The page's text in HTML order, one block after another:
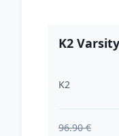
K2
K2
96.90 €